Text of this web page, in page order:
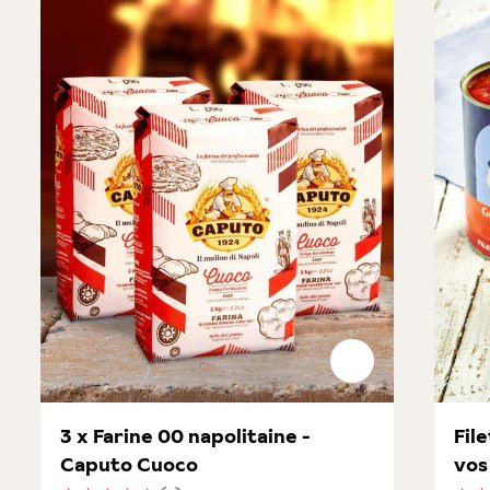
3 x Farine 00 napolitaine -
Caputo Cuoco